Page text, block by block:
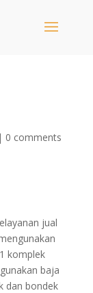
| 0 comments
jual
komplek
baja
dan bondek